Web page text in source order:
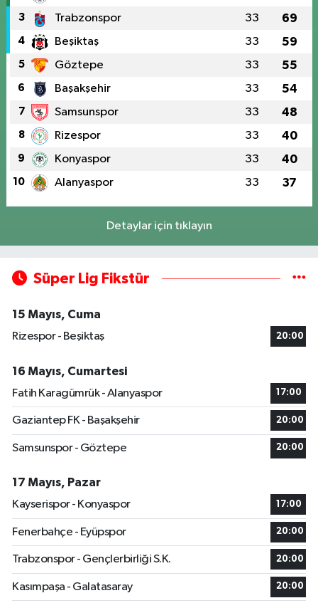
3 Trabzonspor 33 69
4 Beşiktaş 33 59
5 Göztepe 33 55
6 Başakşehir 33 54
7 Samsunspor 33 48
8 Rizespor 33 40
9 Konyaspor 33 40
10 Alanyaspor 33 37
Detaylar için tıklayın
Süper Lig Fikstür
15 Mayıs, Cuma
Rizespor - Beşiktaş
20:00
16 Mayıs, Cumartesi
Fatih Karagümrük - Alanyaspor
17:00
Gaziantep FK - Başakşehir 20:00
Samsunspor - Göztepe 20:00
17 Mayıs, Pazar
Kayserispor - Konyaspor
17:00
Fenerbahçe - Eyüpspor 20:00
Trabzonspor - Gençlerbirliği S.K. 20:00
Kasımpaşa - Galatasaray 20:00